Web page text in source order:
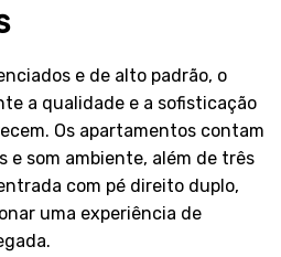
e de alto padrão, o
a qualidade e a sofisticação
Os apartamentos contam
e som ambiente, além de três
com pé direito duplo,
uma experiência de